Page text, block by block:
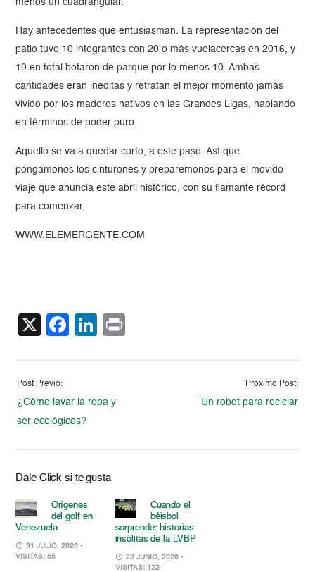
menos un cuadrangular.
Hay antecedentes que entusiasman. La representación del
patio tuvo 10 integrantes con 20 o más vuelacercas en 2016, y
19 en total botaron de parque por lo menos 10. Ambas
cantidades eran inéditas y retratan el mejor momento jamás
vivido por los maderos nativos en las Grandes Ligas, hablando
en términos de poder puro.
Aquello se va a quedar corto, a este paso. Así que
pongámonos los cinturones y preparémonos para el movido
viaje que anuncia este abril histórico, con su flamante récord
para comenzar.
WWW.ELEMERGENTE.COM
X Facebook
LinkedIn
Post Previo:
¿Cómo lavar la ropa y
ser ecológicos?
Proximo Post:
Un robot para reciclar
Dale Click si te gusta
Orígenes
del golf en
Venezuela
31 JULIO, 2026 •
VISITAS: 55
Cuando el
béisbol
sorprende: historias
insólitas de la LVBP
23 JUNIO, 2026 •
VISITAS: 122